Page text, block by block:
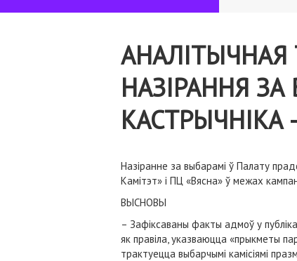
АНАЛІТЫЧНАЯ
НАЗІРАННЯ
КАСТРЫЧНІКА
Назіранне за выбарамі ў Палату
Камітэт» і ПЦ «Вясна» ў межах
ВЫСНОВЫ
– Зафіксаваны факты адмоў у
як правіла, указваюцца «прыкметы
трактуецца выбарчымі камісіямі